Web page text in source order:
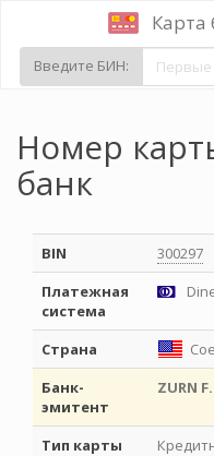
Карта
Введите БИН:
Номер
банк
BIN
300297
Платежная
система
Страна
Банк-
эмитент
ZURN
Тип карты